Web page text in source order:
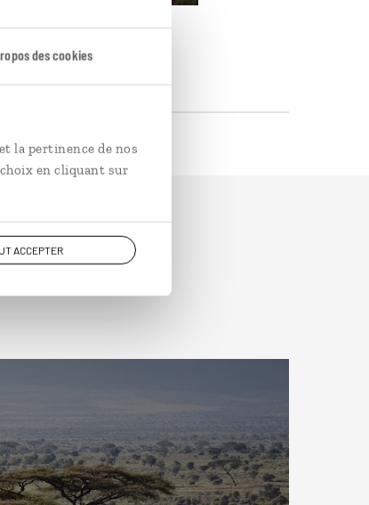
des cookies
la pertinence de nos
en cliquant sur
ACCEPTER